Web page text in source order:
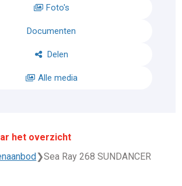
Foto's
Documenten
Delen
Alle media
het overzicht
❯Sea Ray 268 SUNDANCER